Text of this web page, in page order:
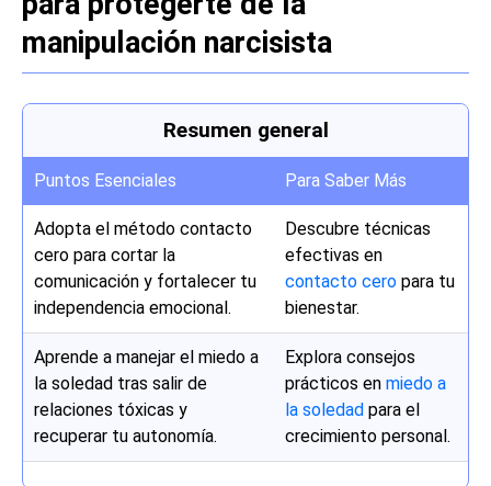
manipulación narcisista
Resumen general
Puntos Esenciales Para Saber Más
Adopta el método contacto
cero para cortar la
comunicación y fortalecer tu
independencia emocional.
Descubre técnicas
efectivas en
contacto cero para tu
bienestar.
Aprende a manejar el miedo a
la soledad tras salir de
relaciones tóxicas y
recuperar tu autonomía.
Explora consejos
prácticos en miedo a
la soledad para el
crecimiento personal.